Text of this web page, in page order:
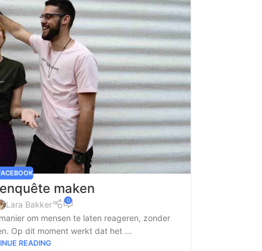
maken
Lara Bakker 0
om mensen te laten reageren, zonder
Op dit moment werkt dat het ...
READING